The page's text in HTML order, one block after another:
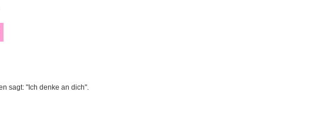
sagt: "Ich denke an dich".